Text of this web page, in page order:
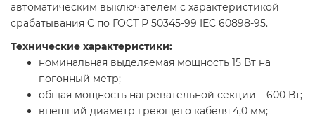
автоматическим выключателем с характеристикой
срабатывания C по ГОСТ Р 50345-99 IEC 60898-95.
Технические характеристики:
номинальная выделяемая мощность 15 Вт на
погонный метр;
общая мощность нагревательной секции – 600 Вт;
внешний диаметр греющего кабеля 4,0 мм;